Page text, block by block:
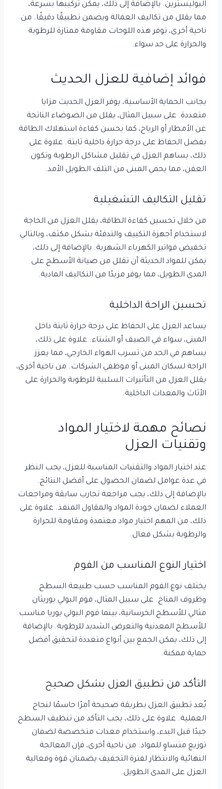
البوليسترين. بالإضافة إلى ذلك، يمكن تركيبها بسرعة،
مما يقلل من تكاليف العمالة ويضمن تطبيقًا دقيقًا. من
ناحية أخرى، توفر هذه اللوحات مقاومة ممتازة للرطوبة
والحرارة على حد سواء.
فوائد إضافية للعزل الحديث
بجانب الحماية الأساسية، يوفر العزل الحديث مزايا
متعددة. على سبيل المثال، يقلل من الضوضاء الناتجة
عن الأمطار أو الرياح، كما يحسن كفاءة استهلاك الطاقة
بفضل الحفاظ على درجة حرارة داخلية ثابتة. علاوة على
ذلك، يساهم العزل في تقليل مشاكل الرطوبة وتكون
العفن، مما يحمي المبنى من التلف الطويل الأمد.
تقليل التكاليف التشغيلية
من خلال تحسين كفاءة الطاقة، يقلل العزل من الحاجة
لاستخدام أجهزة التكييف والتدفئة بشكل مكثف، وبالتالي
تخفيض فواتير الكهرباء الشهرية. بالإضافة إلى ذلك،
يمكن للمواد الحديثة أن تقلل من صيانة الأسطح على
المدى الطويل، مما يوفر مزيدًا من التكاليف المادية.
تحسين الراحة الداخلية
يساعد العزل على الحفاظ على درجة حرارة ثابتة داخل
المبنى، سواء في الصيف أو الشتاء. علاوة على ذلك،
يساهم في الحد من تسرب الهواء الخارجي، مما يعزز
الراحة لسكان المبنى أو موظفي الشركات. من ناحية أخرى،
يقلل العزل من التأثيرات السلبية للرطوبة والحرارة على
الأثاث والمعدات الداخلية.
نصائح مهمة لاختيار المواد
وتقنيات العزل
عند اختيار المواد والتقنيات المناسبة للعزل، يجب النظر
في عدة عوامل لضمان الحصول على أفضل النتائج.
بالإضافة إلى ذلك، يجب مراجعة تجارب سابقة ومراجعات
العملاء لضمان جودة المواد والمقاول المنفذ. علاوة على
ذلك، من المهم اختيار مواد معتمدة ومقاومة للحرارة
والرطوبة بشكل فعال.
اختيار النوع المناسب من الفوم
يختلف نوع الفوم المناسب حسب طبيعة السطح
وظروف المناخ. على سبيل المثال، فوم البولي يوريثان
مثالي للأسطح الخرسانية، بينما فوم البولي يوريا مناسب
للأسطح المعدنية والتعرض الشديد للرطوبة. بالإضافة
إلى ذلك، يمكن الجمع بين أنواع متعددة لتحقيق أفضل
حماية ممكنة.
التأكد من تطبيق العزل بشكل صحيح
يُعد تطبيق العزل بطريقة صحيحة أمرًا حاسمًا لنجاح
العملية. علاوة على ذلك، يجب التأكد من تنظيف السطح
جيدًا قبل البدء، واستخدام معدات متخصصة لضمان
توزيع متساوٍ للمواد. من ناحية أخرى، فإن المعالجة
النهائية والانتظار لفترة التجفيف يضمنان قوة وفعالية
العزل على المدى الطويل.